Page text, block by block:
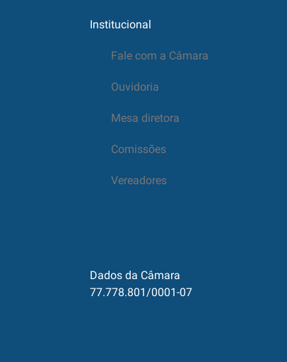
Institucional
Fale com a Câmara
Ouvidoria
Mesa diretora
Comissões
Vereadores
Dados da Câmara
77.778.801/0001-07